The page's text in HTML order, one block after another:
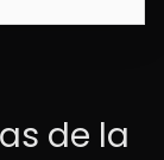
de la